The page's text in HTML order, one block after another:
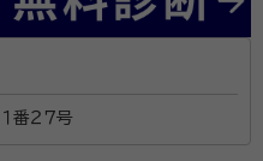
番２７号